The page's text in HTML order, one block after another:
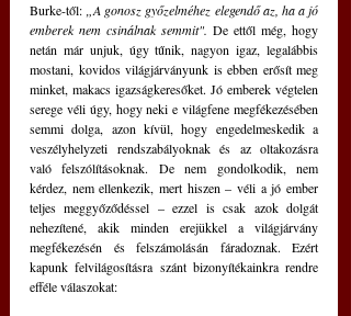
Burke-től: „A gonosz győzelméhez elegendő az, ha a jó
emberek nem csinálnak semmit". De ettől még, hogy
netán már unjuk, úgy tűnik, nagyon igaz, legalábbis
mostani, kovidos világjárványunk is ebben erősít meg
minket, makacs igazságkeresőket. Jó emberek végtelen
serege véli úgy, hogy neki e világfene megfékezésében
semmi dolga, azon kívül, hogy engedelmeskedik a
veszélyhelyzeti rendszabályoknak és az oltakozásra
való felszólításoknak. De nem gondolkodik, nem
kérdez, nem ellenkezik, mert hiszen – véli a jó ember
teljes meggyőződéssel – ezzel is csak azok dolgát
nehezítené, akik minden erejükkel a világjárvány
megfékezésén és felszámolásán fáradoznak. Ezért
kapunk felvilágosításra szánt bizonyítékainkra rendre
efféle válaszokat: